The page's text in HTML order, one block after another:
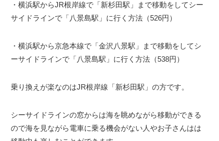
・横浜駅からJR根岸線で「新杉田駅」まで移動をしてシー
サイドラインで「八景島駅」に行く方法（526円）
・横浜駅から京急本線で「金沢八景駅」まで移動をしてシ
ーサイドラインで「八景島駅」に行く方法（538円）
乗り換えが楽なのはJR根岸線「新杉田駅」の方です。
シーサイドラインの窓からは海を眺めながら移動ができる
ので海を見ながら電車に乗る機会がない人やお子さんはは